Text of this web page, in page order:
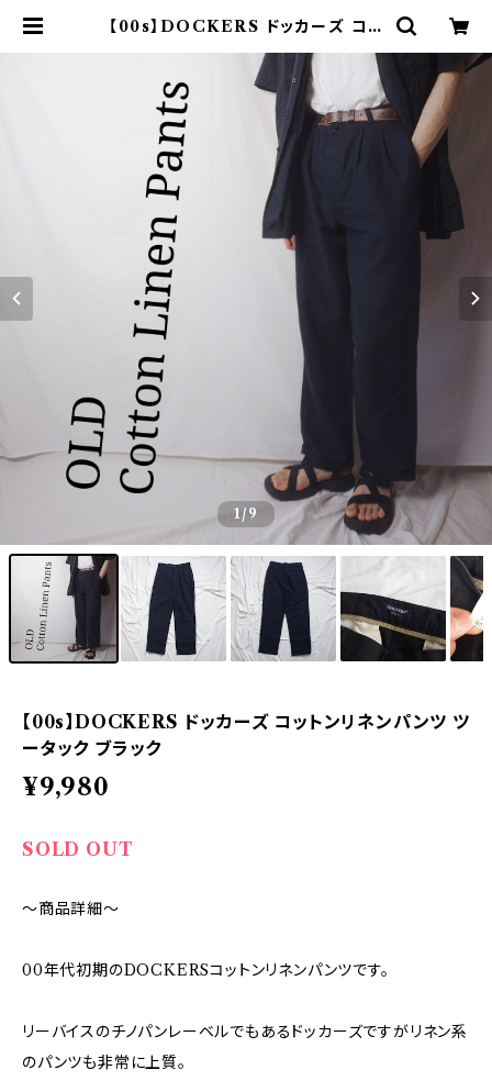
【00s】DOCKERS ドッカーズ コッ
ク | オンライン古着屋 9chord
1/9
【00s】DOCKERS ドッカーズ コットンリネンパンツ ツ
ータック ブラック
¥9,980
SOLD OUT
～商品詳細～
00年代初期のDOCKERSコットンリネンパンツです。
リーバイスのチノパンレーベルでもあるドッカーズですがリネン系
のパンツも非常に上質。